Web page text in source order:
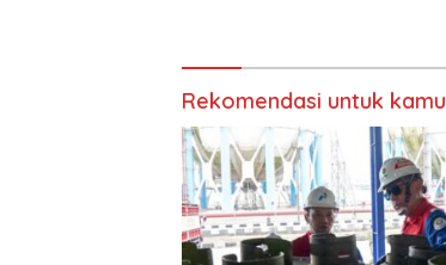
Rekomendasi untuk kamu